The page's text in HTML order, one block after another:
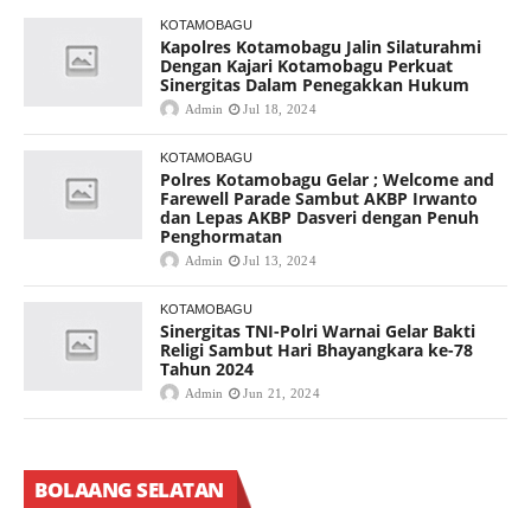
KOTAMOBAGU
Kapolres Kotamobagu Jalin Silaturahmi
Dengan Kajari Kotamobagu Perkuat
Sinergitas Dalam Penegakkan Hukum
Admin Jul 18, 2024
KOTAMOBAGU
Polres Kotamobagu Gelar ; Welcome and
Farewell Parade Sambut AKBP Irwanto
dan Lepas AKBP Dasveri dengan Penuh
Penghormatan
Admin Jul 13, 2024
KOTAMOBAGU
Sinergitas TNI-Polri Warnai Gelar Bakti
Religi Sambut Hari Bhayangkara ke-78
Tahun 2024
Admin Jun 21, 2024
BOLAANG SELATAN